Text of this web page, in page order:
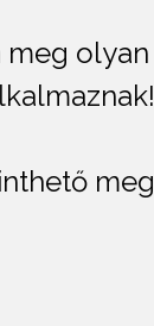
meg olyan
meg